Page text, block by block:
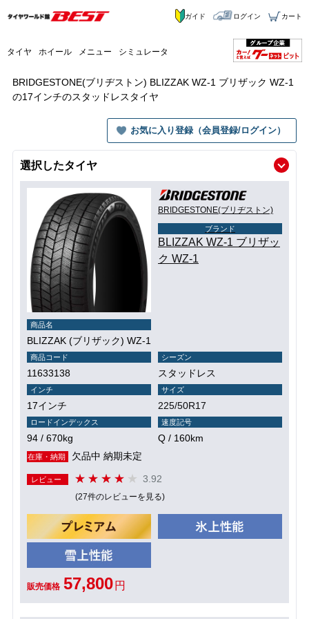
タイヤ ホイール メニュー シミュレータ
ガイド ログイン カート
BRIDGESTONE(ブリヂストン) BLIZZAK WZ-1 ブリザック WZ-1
の17インチのスタッドレスタイヤ
お気に入り登録（会員登録/ログイン）
選択したタイヤ
BRIDGESTONE(ブリヂストン)
ブランド
BLIZZAK WZ-1 ブリザッ
ク WZ-1
商品名
BLIZZAK (ブリザック) WZ-1
商品コード
11633138
シーズン
スタッドレス
インチ
17インチ
サイズ
225/50R17
ロードインデックス
94 / 670kg
速度記号
Q / 160km
在庫・納期 欠品中 納期未定
レビュー 3.92
(27件のレビューを見る)
販売価格 57,800 円